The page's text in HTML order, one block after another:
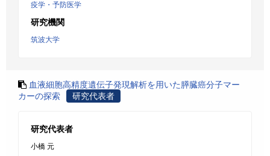
疫学・予防医学
研究機関
筑波大学
血液細胞高精度遺伝子発現解析を用いた膵臓癌分子マー
カーの探索
研究代表者
研究代表者
小橋 元